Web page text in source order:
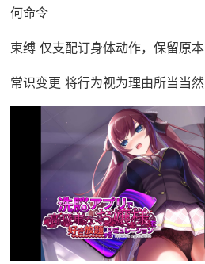
何命令
束缚 仅支配订身体动作，保留原
常识变更 将行为视为理由所当当